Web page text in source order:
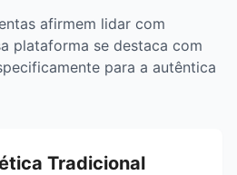
afirmem lidar com
plataforma se destaca com
para a autêntica
Tradicional